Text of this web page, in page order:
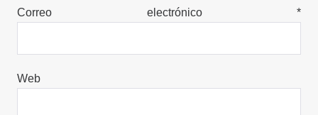
Correo electrónico *
Web